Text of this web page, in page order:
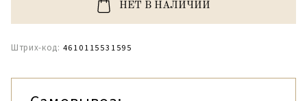
НЕТ В НАЛИЧИИ
Штрих-код: 4610115531595